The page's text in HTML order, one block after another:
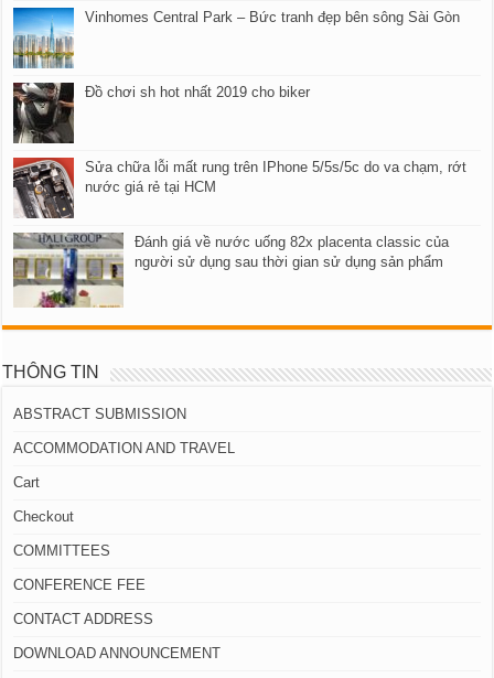
Vinhomes Central Park – Bức tranh đẹp bên sông Sài Gòn
Đồ chơi sh hot nhất 2019 cho biker
Sửa chữa lỗi mất rung trên IPhone 5/5s/5c do va chạm, rớt
nước giá rẻ tại HCM
Đánh giá về nước uống 82x placenta classic của
người sử dụng sau thời gian sử dụng sản phẩm
THÔNG TIN
ABSTRACT SUBMISSION
ACCOMMODATION AND TRAVEL
Cart
Checkout
COMMITTEES
CONFERENCE FEE
CONTACT ADDRESS
DOWNLOAD ANNOUNCEMENT